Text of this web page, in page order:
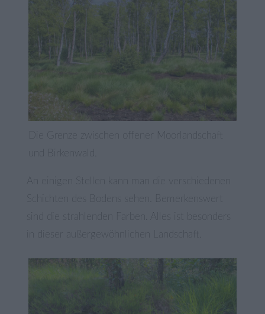
Die Grenze zwischen offener Moorlandschaft
und Birkenwald.
An einigen Stellen kann man die verschiedenen
Schichten des Bodens sehen. Bemerkenswert
sind die strahlenden Farben. Alles ist besonders
in dieser außergewöhnlichen Landschaft.